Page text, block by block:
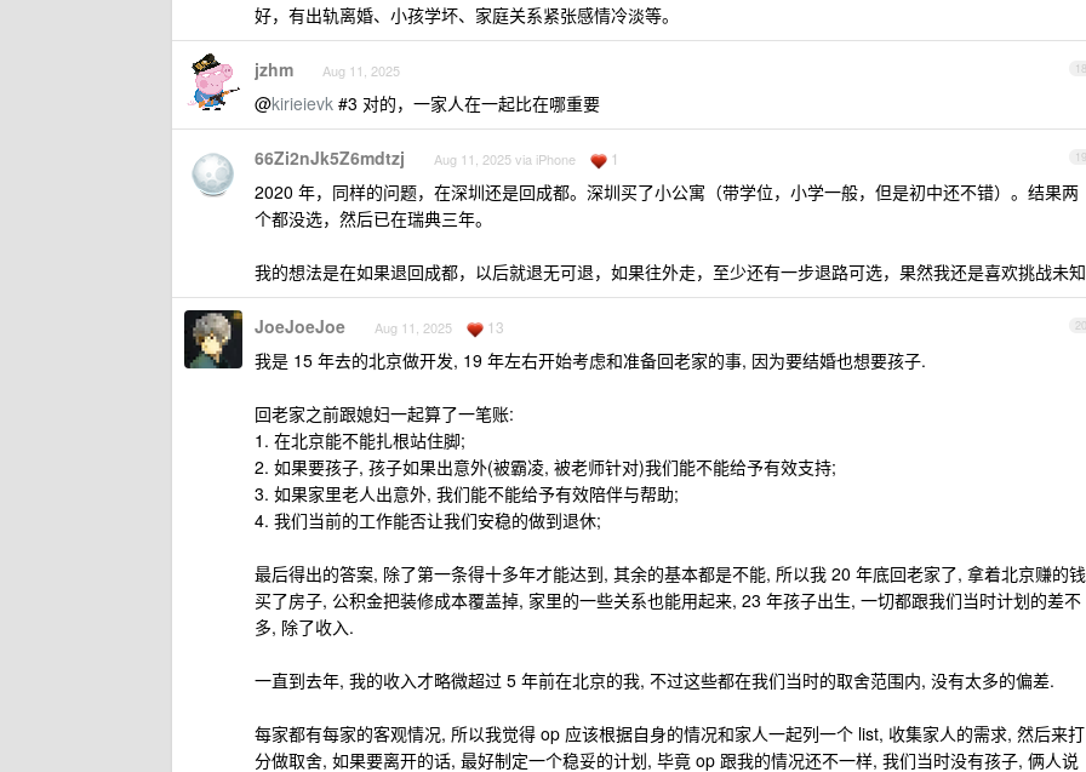
好，有出轨离婚、小孩学坏、家庭关系紧张感情冷淡等。
18
jzhm Aug 11, 2025
@kirieievk #3 对的，一家人在一起比在哪重要
19
66Zi2nJk5Z6mdtzj Aug 11, 2025 via iPhone 1
2020 年，同样的问题，在深圳还是回成都。深圳买了小公寓（带学位，小学一般，但是初中还不错）。结果两
个都没选，然后已在瑞典三年。
我的想法是在如果退回成都，以后就退无可退，如果往外走，至少还有一步退路可选，果然我还是喜欢挑战未知
20
JoeJoeJoe Aug 11, 2025 13
我是 15 年去的北京做开发, 19 年左右开始考虑和准备回老家的事, 因为要结婚也想要孩子.
回老家之前跟媳妇一起算了一笔账:
1. 在北京能不能扎根站住脚;
2. 如果要孩子, 孩子如果出意外(被霸凌, 被老师针对)我们能不能给予有效支持;
3. 如果家里老人出意外, 我们能不能给予有效陪伴与帮助;
4. 我们当前的工作能否让我们安稳的做到退休;
最后得出的答案, 除了第一条得十多年才能达到, 其余的基本都是不能, 所以我 20 年底回老家了, 拿着北京赚的钱
买了房子, 公积金把装修成本覆盖掉, 家里的一些关系也能用起来, 23 年孩子出生, 一切都跟我们当时计划的差不
多, 除了收入.
一直到去年, 我的收入才略微超过 5 年前在北京的我, 不过这些都在我们当时的取舍范围内, 没有太多的偏差.
每家都有每家的客观情况, 所以我觉得 op 应该根据自身的情况和家人一起列一个 list, 收集家人的需求, 然后来打
分做取舍, 如果要离开的话, 最好制定一个稳妥的计划, 毕竟 op 跟我的情况还不一样, 我们当时没有孩子, 俩人说